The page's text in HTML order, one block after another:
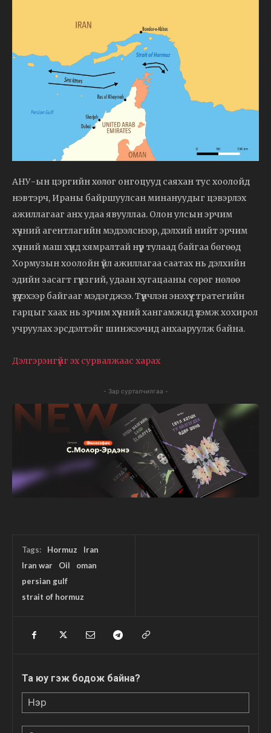
АНУ-ын цэргийн хөлөг онгоцууд саяхан тус хоолойд
нэвтэрч, Ираны байршуулсан минануудыг цэвэрлэх
ажиллагааг анх удаа явууллаа. Олон улсын эрчим
хүчний агентлагийн мэдээлснээр, дэлхий нийт эрчим
хүчний маш хүнд хямралтай нүүр тулаад байгаа бөгөөд
Хормузын хоолойн үйл ажиллагаа саатах нь дэлхийн
эдийн засагт гүнзгий, удаан хугацааны сөрөг нөлөө
үзүүлэхээр байгааг мэдэгджээ. Түүнчлэн энэхүү стратегийн
гарцыг хаах нь эрчим хүчний хангамжид үлэмж хохирол
учруулах эрсдэлтэйг шинжээчид анхааруулж байна.
Дэлгэрэнгүйг эх сурвалжаас харах
- Зар сурталчилгаа -
Tags: Hormuz
Iran
Iran war
Oil
oman
persian gulf
strait of hormuz
Та юу гэж бодож байна?